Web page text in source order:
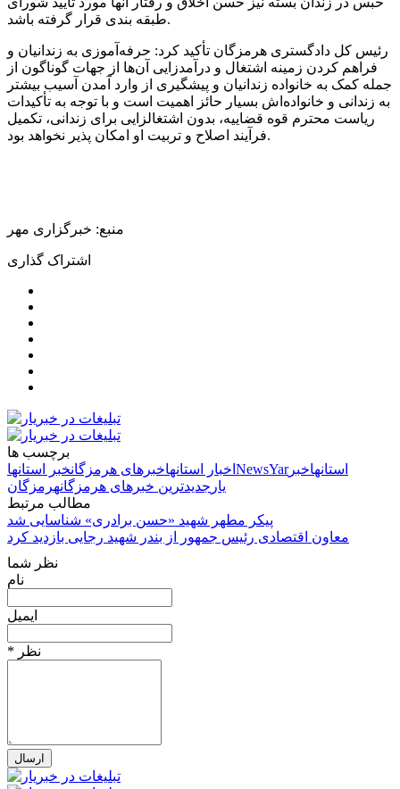
طبقه بندی قرار گرفته باشد.
رئیس کل دادگستری هرمزگان تأکید کرد: حرفه‌آموزی به زندانیان و
فراهم کردن زمینه اشتغال و درآمدزایی آن‌ها از جهات گوناگون از
جمله کمک به خانواده زندانیان و پیشگیری از وارد آمدن آسیب بیشتر
به زندانی و خانواده‌اش بسیار حائز اهمیت است و با توجه به تأکیدات
ریاست محترم قوه قضاییه، بدون اشتغالزایی برای زندانی، تکمیل
فرآیند اصلاح و تربیت او امکان پذیر نخواهد بود.
منبع: خبرگزاری مهر
اشتراک گذاری
برچسب ها
اخبار استانهاخبرهای هرمزگانخبر استانها NewsYar استانهاخبر
یار جدیدترین خبرهای هرمزگانهرمزگان
مطالب مرتبط
پیکر مطهر شهید «حسن برادری» شناسایی شد
معاون اقتصادی رئیس جمهور از بندر شهید رجایی بازدید کرد
نظر شما
نام
ایمیل
* نظر